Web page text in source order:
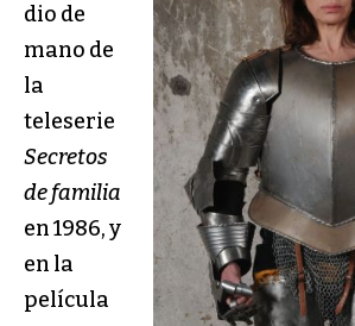
dio de
mano de
la
teleserie
Secretos
de familia
en 1986, y
en la
película